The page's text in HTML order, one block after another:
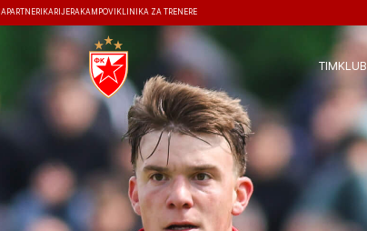
PARTNERI KARIJERA KAMPOVI KLINIKA ZA TRENERE
TIMKLUB